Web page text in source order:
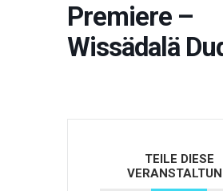
Premiere –
Wissädalä
TEILE DIESE